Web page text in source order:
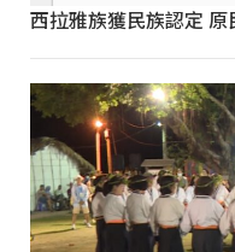
西拉雅族獲民族認定